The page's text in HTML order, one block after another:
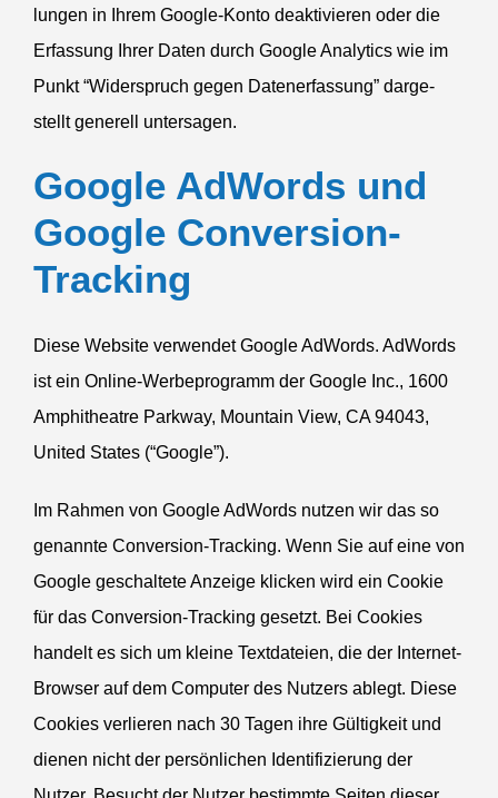
lungen in Ihrem Google-Konto deakti­vieren oder die
Erfassung Ihrer Daten durch Google Analytics wie im
Punkt “Wider­spruch gegen Daten­er­fassung” darge­
stellt generell untersagen.
Google AdWords und
Google Conversion-
Tracking
Diese Website verwendet Google AdWords. AdWords
ist ein Online-Werbe­pro­gramm der Google Inc., 1600
Amphi­theatre Parkway, Mountain View, CA94043,
United States (“Google”).
Im Rahmen von Google AdWords nutzen wir das so
genannte Conversion-Tracking. Wenn Sie auf eine von
Google geschaltete Anzeige klicken wird ein Cookie
für das Conversion-Tracking gesetzt. Bei Cookies
handelt es sich um kleine Textda­teien, die der Internet-
Browser auf dem Computer des Nutzers ablegt. Diese
Cookies verlieren nach 30 Tagen ihre Gültigkeit und
dienen nicht der persön­lichen Identi­fi­zierung der